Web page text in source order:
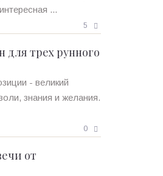
...
5
для трех рунного
- великий
знания и желания.
0
от